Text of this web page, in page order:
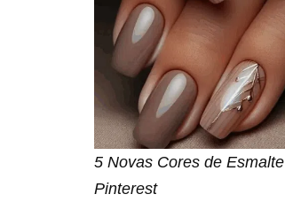
5 Novas Cores de
Pinterest